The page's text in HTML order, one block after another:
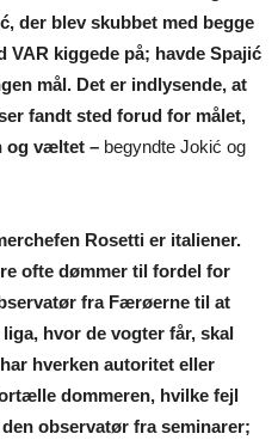
der blev skubbet med begge
kiggede på; havde Spajić
mål. Det er indlysende, at
fandt sted forud for målet,
og væltet – begyndte Jokić og
Rosetti er italiener.
ofte dømmer til fordel for
fra Færøerne til at
hvor de vogter får, skal
hverken autoritet eller
dommeren, hvilke fejl
observatør fra seminarer;